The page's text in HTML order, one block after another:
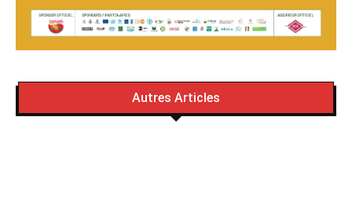
Autres Articles